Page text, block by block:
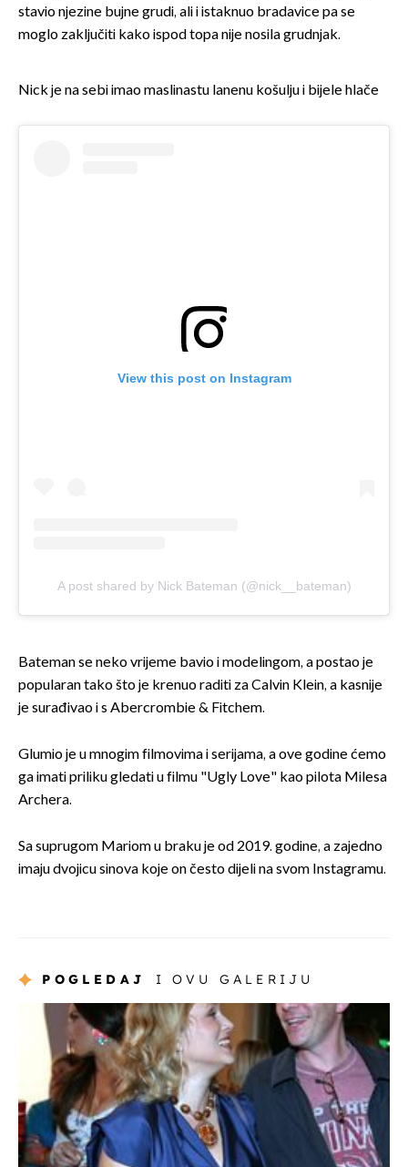
stavio njezine bujne grudi, ali i istaknuo bradavice pa se
moglo zaključiti kako ispod topa nije nosila grudnjak.
Nick je na sebi imao maslinastu lanenu košulju i bijele hlače
View this post on Instagram
A post shared by Nick Bateman (@nick__bateman)
Bateman se neko vrijeme bavio i modelingom, a postao je
popularan tako što je krenuo raditi za Calvin Klein, a kasnije
je surađivao i s Abercrombie & Fitchem.
Glumio je u mnogim filmovima i serijama, a ove godine ćemo
ga imati priliku gledati u filmu "Ugly Love" kao pilota Milesa
Archera.
Sa suprugom Mariom u braku je od 2019. godine, a zajedno
imaju dvojicu sinova koje on često dijeli na svom Instagramu.
POGLEDAJ I OVU GALERIJU